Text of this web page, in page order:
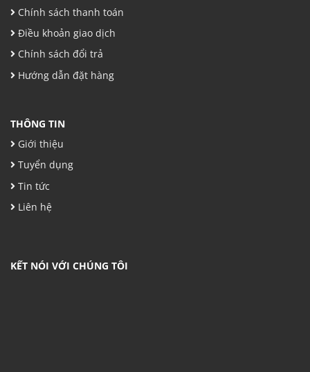
Chính sách thanh toán
Điều khoản giao dịch
Chính sách đổi trả
Hướng dẫn đặt hàng
THÔNG TIN
Giới thiệu
Tuyển dụng
Tin tức
Liên hệ
KẾT NÓI VỚI CHÚNG TÔI